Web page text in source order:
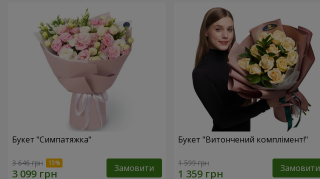
Букет "Симпатяжка"
3 646 грн Замовити
Букет "Витончений комплімент!"
1 599 грн Замовити